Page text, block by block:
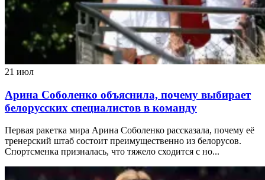
21 июл
Арина Соболенко объяснила, почему выбирает
белорусских специалистов в команду
Первая ракетка мира Арина Соболенко рассказала, почему её
тренерский штаб состоит преимущественно из белорусов.
Спортсменка призналась, что тяжело сходится с но...